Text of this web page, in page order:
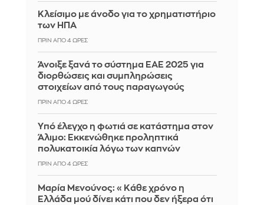
Κλείσιμο με άνοδο για το χρηματιστήριο
των ΗΠΑ
ΠΡΙΝ ΑΠΌ 4 ΏΡΕΣ
Άνοιξε ξανά το σύστημα ΕΑΕ 2025 για
διορθώσεις και συμπληρώσεις
στοιχείων από τους παραγωγούς
ΠΡΙΝ ΑΠΌ 4 ΏΡΕΣ
Yπό έλεγχο η φωτιά σε κατάστημα στον
Άλιμο: Εκκενώθηκε προληπτικά
πολυκατοικία λόγω των καπνών
ΠΡΙΝ ΑΠΌ 4 ΏΡΕΣ
Μαρία Μενούνος: «Κάθε χρόνο η
Ελλάδα μού δίνει κάτι που δεν ήξερα ότι